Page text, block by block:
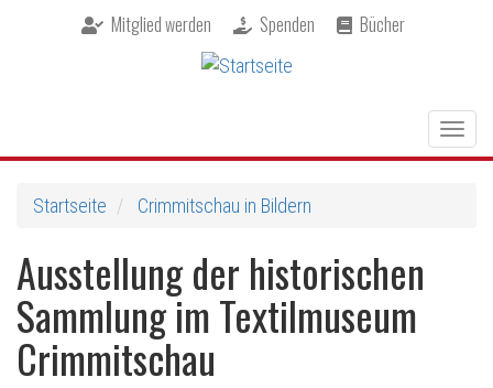
Mitglied werden Spenden Bücher
Startseite
Crimmitschau in Bildern
Ausstellung der historischen
Sammlung im Textilmuseum
Crimmitschau